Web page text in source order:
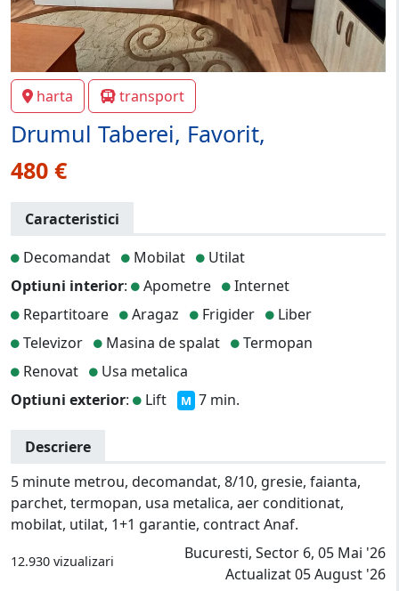
harta transport
Drumul Taberei, Favorit,
480 €
Caracteristici
Decomandat
Mobilat
Utilat
Optiuni interior: Apometre
Internet
Repartitoare
Aragaz Frigider
Liber
Televizor
Masina de spalat
Termopan
Renovat
Usa metalica
Optiuni exterior: Lift M 7 min.
Descriere
5 minute metrou, decomandat, 8/10, gresie, faianta,
parchet, termopan, usa metalica, aer conditionat,
mobilat, utilat, 1+1 garantie, contract Anaf.
12.930 vizualizari
Bucuresti, Sector 6, 05 Mai '26
Actualizat 05 August '26